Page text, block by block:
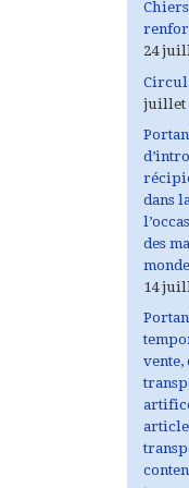
24
juillet
dans
des
14
vente,